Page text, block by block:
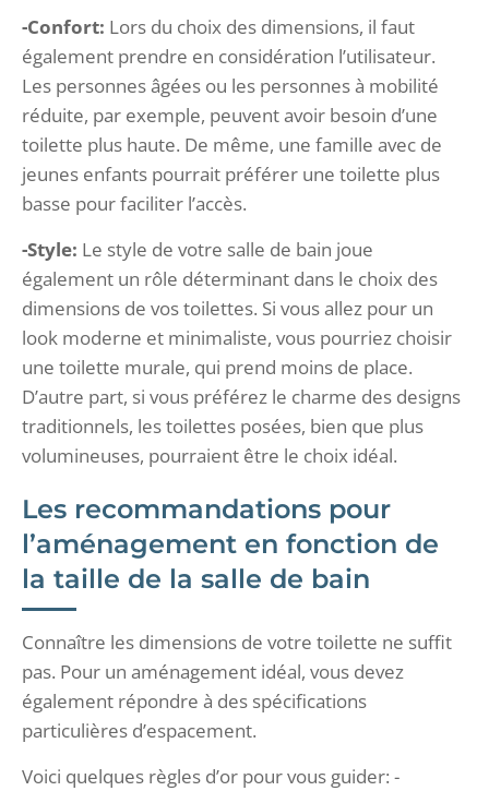
-Confort: Lors du choix des dimensions, il faut
également prendre en considération l’utilisateur.
Les personnes âgées ou les personnes à mobilité
réduite, par exemple, peuvent avoir besoin d’une
toilette plus haute. De même, une famille avec de
jeunes enfants pourrait préférer une toilette plus
basse pour faciliter l’accès.
-Style: Le style de votre salle de bain joue
également un rôle déterminant dans le choix des
dimensions de vos toilettes. Si vous allez pour un
look moderne et minimaliste, vous pourriez choisir
une toilette murale, qui prend moins de place.
D’autre part, si vous préférez le charme des designs
traditionnels, les toilettes posées, bien que plus
volumineuses, pourraient être le choix idéal.
Les recommandations pour
l’aménagement en fonction de
la taille de la salle de bain
Connaître les dimensions de votre toilette ne suffit
pas. Pour un aménagement idéal, vous devez
également répondre à des spécifications
particulières d’espacement.
Voici quelques règles d’or pour vous guider: -